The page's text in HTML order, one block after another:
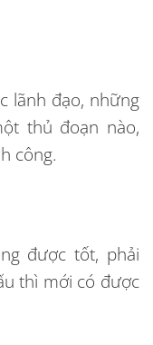
lãnh đạo, những
thủ đoạn nào,
công.
được tốt, phải
thì mới có được